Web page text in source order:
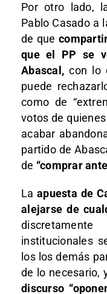
Por otro lado,
Pablo Casado a
de que
que el PP se
Abascal, con lo
puede
como de
votos de
acabar
partido de
de “comprar
Laapuesta de
alejarse de
institucionales
los los demás
de lo necesario,
discurso